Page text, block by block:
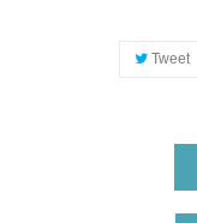
Tweet